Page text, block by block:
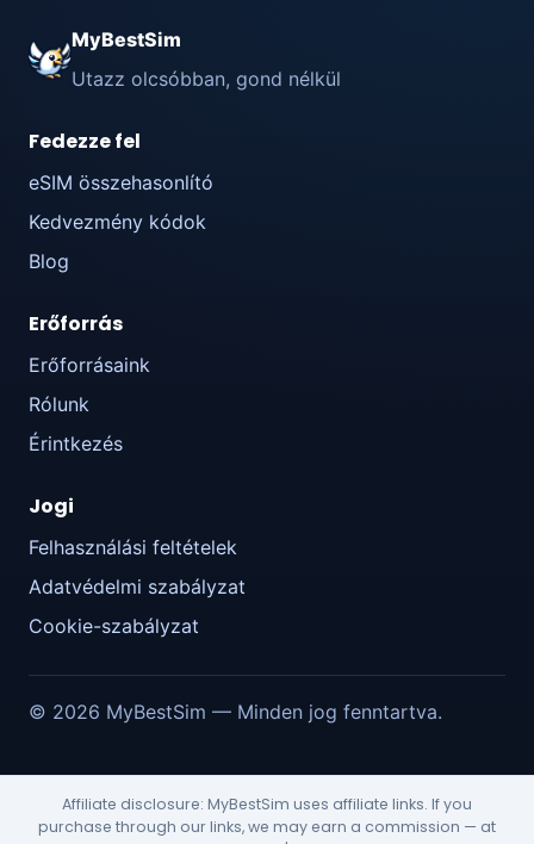
MyBestSim
Utazz olcsóbban, gond nélkül
Fedezze fel
eSIM összehasonlító
Kedvezmény kódok
Blog
Erőforrás
Erőforrásaink
Rólunk
Érintkezés
Jogi
Felhasználási feltételek
Adatvédelmi szabályzat
Cookie-szabályzat
© 2026 MyBestSim — Minden jog fenntartva.
Affiliate disclosure: MyBestSim uses affiliate links. If you
purchase through our links, we may earn a commission — at